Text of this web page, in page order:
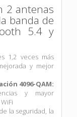
2 antenas
banda de
5.4 y
1,2 veces más
y mejor
4096-QAM:
y mayor
la seguridad, la